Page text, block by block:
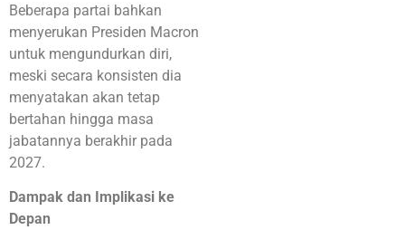
Beberapa partai bahkan
menyerukan Presiden Macron
untuk mengundurkan diri,
meski secara konsisten dia
menyatakan akan tetap
bertahan hingga masa
jabatannya berakhir pada
2027.
Dampak dan Implikasi ke
Depan